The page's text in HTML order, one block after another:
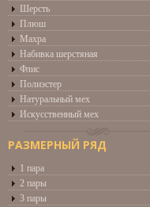
Шерсть
Плюш
Махра
Набивка шерстяная
Флис
Полиэстер
Натуральный мех
Искусственный мех
РАЗМЕРНЫЙ РЯД
1 пара
2 пары
3 пары